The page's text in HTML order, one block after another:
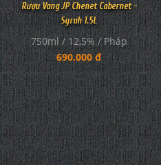
Rượu Vang JP Chenet Cabernet -
Syrah 1.5L
750ml / 12,5% / Pháp
690.000 đ